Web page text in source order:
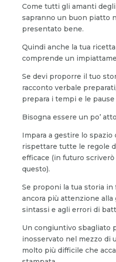
Come tutti gli amanti
sapranno un buon piatto
presentato bene.
Quindi anche la tua
comprende un
Se devi proporre il tuo
racconto verbale
prepara i tempi e le pause
Bisogna essere un po’
Impara a gestire lo spazio
rispettare tutte le regole
efficace (in futuro scriverò
questo).
Se proponi la tua storia
ancora più attenzione alla
sintassi e agli errori di
Un congiuntivo sbagliato
inosservato nel mezzo di
molto più difficile che